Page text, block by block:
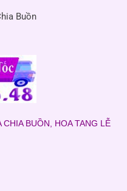
Buồn
BUỒN, HOA TANG LỄ